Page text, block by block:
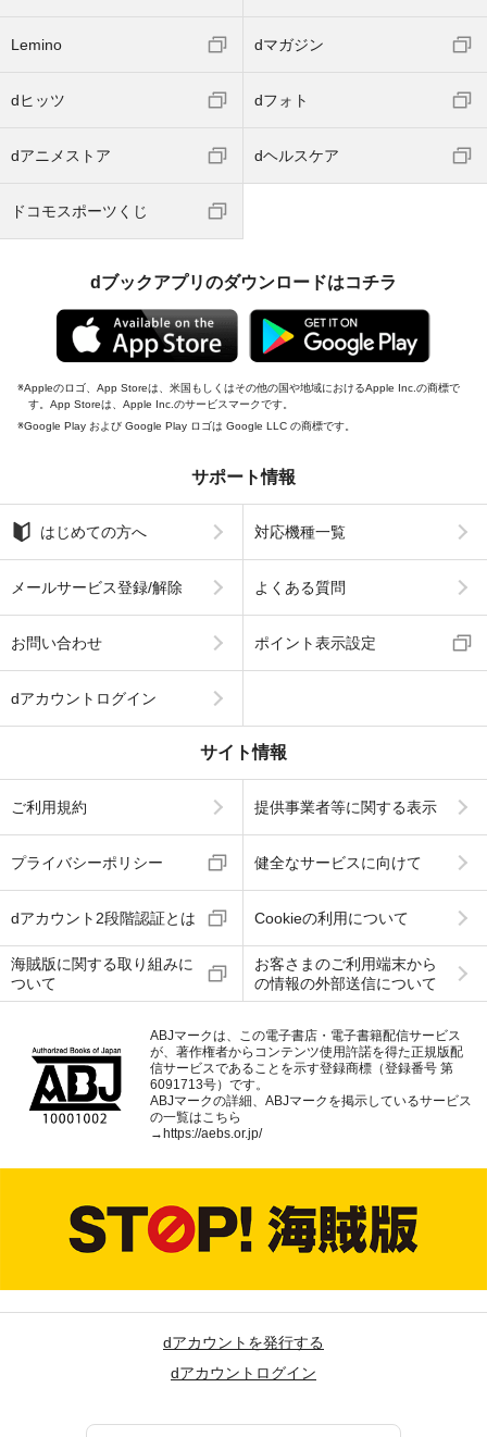
Lemino dマガジン
dヒッツ dフォト
dアニメストア dヘルスケア
ドコモスポーツくじ
dブックアプリのダウンロードはコチラ
Appleのロゴ、App Storeは、米国もしくはその他の国や地域におけるApple Inc.の商標で
す。App Storeは、Apple Inc.のサービスマークです。
Google Play および Google Play ロゴは Google LLC の商標です。
サポート情報
はじめての方へ 対応機種一覧
メールサービス登録/解除 よくある質問
お問い合わせ ポイント表示設定
dアカウントログイン
サイト情報
ご利用規約 提供事業者等に関する表示
プライバシーポリシー 健全なサービスに向けて
dアカウント2段階認証とは Cookieの利用について
海賊版に関する取り組みに
ついて
お客さまのご利用端末から
の情報の外部送信について
ABJマークは、この電子書店・電子書籍配信サービス
が、著作権者からコンテンツ使用許諾を得た正規版配
信サービスであることを示す登録商標（登録番号 第
6091713号）です。
ABJマークの詳細、ABJマークを掲示しているサービス
の一覧はこちら
→ https://aebs.or.jp/
dアカウントを発行する
dアカウントログイン